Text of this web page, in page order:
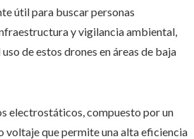
útil para buscar personas
y vigilancia ambiental,
de estos drones en áreas de baja
electrostáticos, compuesto por un
voltaje que permite una alta eficiencia